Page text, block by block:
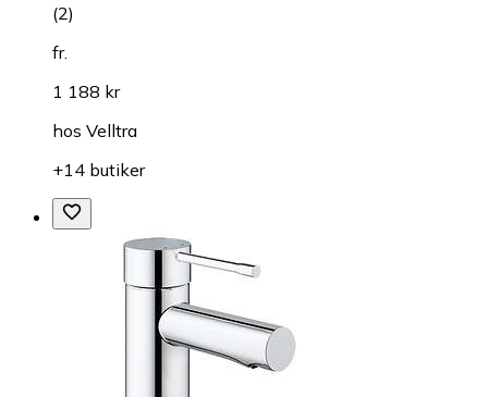
(2)
fr.
1 188 kr
hos Velltra
+14 butiker